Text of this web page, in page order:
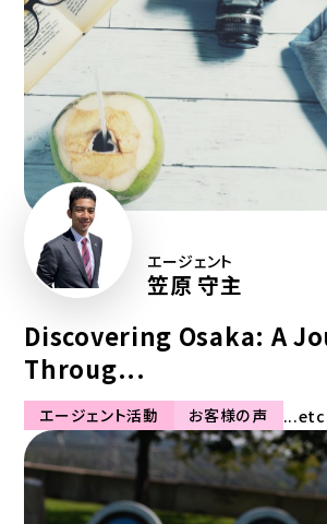
エージェント
笠原 守主
Discovering Osaka: A
Throug...
エージェント活動 お客様の声 ...etc